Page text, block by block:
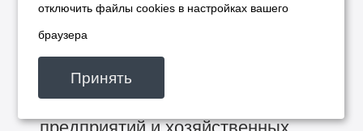
предприятий города
Новосибирска, комиссии по
мониторингу деятельности
муниципальных унитарных
отключить файлы cookies в настройках вашего
браузера
Принять